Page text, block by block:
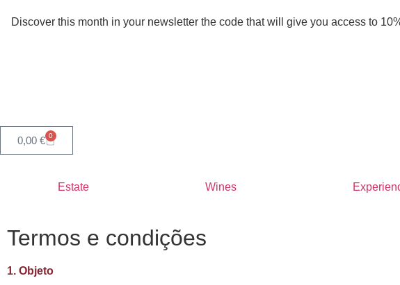
Discover this month in your newsletter the code that will give you access to
0,00 € 0
Estate Wines
Termos e condições
1. Objeto